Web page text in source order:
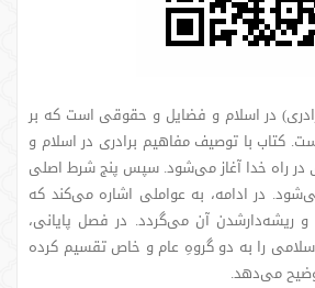
در اسلام و فضایل و حقوقی است که بر
کتاب با توصیف مفاهیم‌ برادری در اسلام و
راه خدا آغاز می‌شود. سپس پنج شرط اصلی
در ادامه، به عواملی اشاره می‌کند که
و ریشه‌دارشدن آن می‌گردد. در فصل پایانی،
را به دو گروهِ عام و خاص تقسیم کرده
می‌دهد.